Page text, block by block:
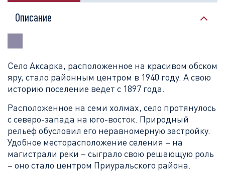
Описание
Село Аксарка, расположенное на красивом обском
яру, стало районным центром в 1940 году. А свою
историю поселение ведет с 1897 года.
Расположенное на семи холмах, село протянулось
с северо-запада на юго-восток. Природный
рельеф обусловил его неравномерную застройку.
Удобное месторасположение селения – на
магистрали реки – сыграло свою решающую роль
– оно стало центром Приуральского района.